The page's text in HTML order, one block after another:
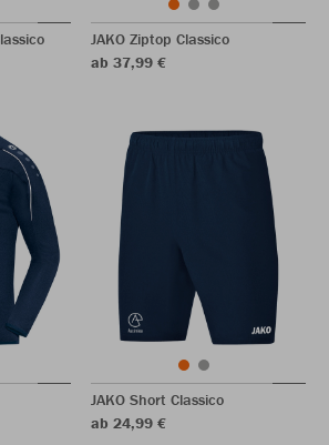
JAKO Ziptop Classico
ab 37,99 €
JAKO Short Classico
ab 24,99 €